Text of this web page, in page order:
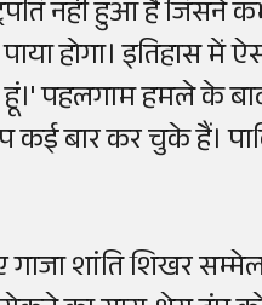
नहीं हुआ है जिसने
होगा। इतिहास
पहलगाम हमले के
कई बार कर चुके हैं।
शांति शिखर